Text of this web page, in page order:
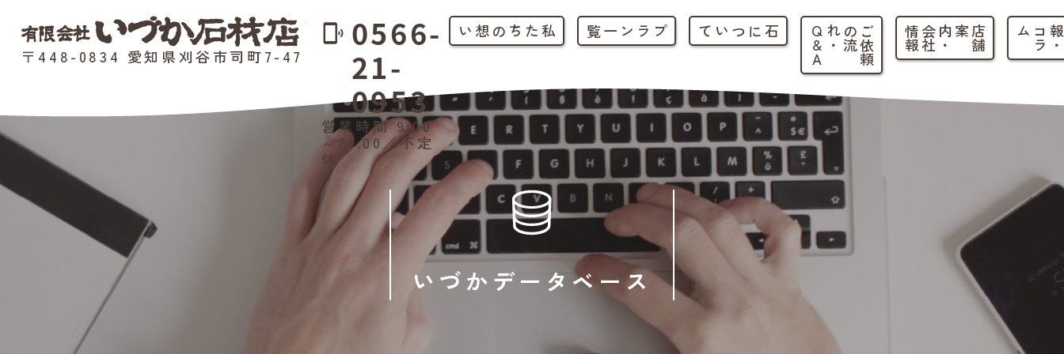
〒448-0834 愛知県刈谷市司町7-47
phonelink_ring 0566-
21-
0953
営業時間 9:00
～21:00／不定
休
私たちの想い プラン一覧 石について ご
依
頼
の
流
れ
・
Q
&
A 店
舗
案内
・
会
社
情
報
いづかデータベース